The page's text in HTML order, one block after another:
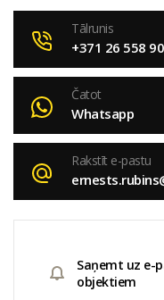
Tālrunis
+371 26 558
Čatot
Whatsapp
Rakstīt e-pastu
Saņemt uz e-
objektiem